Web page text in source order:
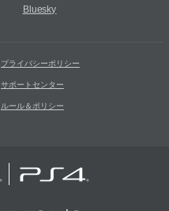
Bluesky
プライバシーポリシー
サポートセンター
ルール＆ポリシー